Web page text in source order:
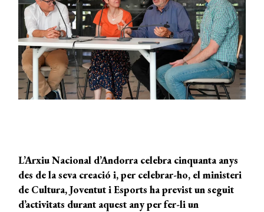
L’Arxiu Nacional d’Andorra celebra cinquanta anys
des de la seva creació i, per celebrar-ho, el ministeri
de Cultura, Joventut i Esports ha previst un seguit
d’activitats durant aquest any per fer-li un